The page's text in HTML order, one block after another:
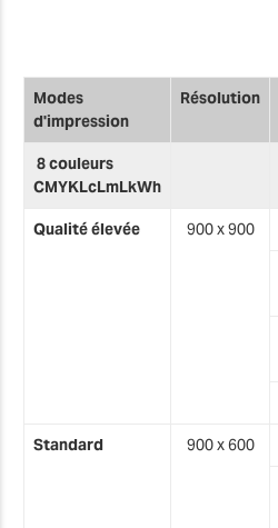
Modes
d'impression
Résolution
8 couleurs
CMYKLcLmLkWh
Qualité élevée 900 x 900
Standard 900 x 600